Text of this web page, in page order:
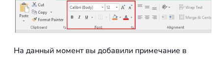
На данный момент вы добавили примечание в